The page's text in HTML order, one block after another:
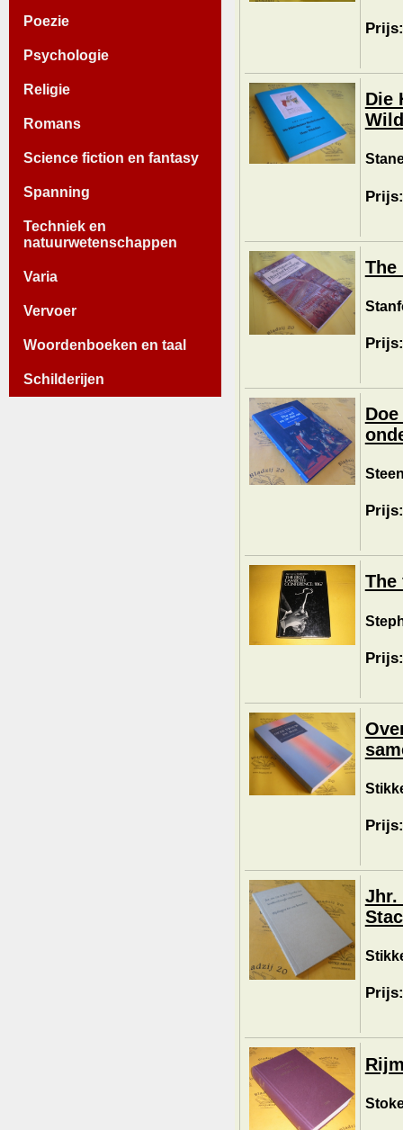
Poezie
Psychologie
Religie
Romans
Science fiction en fantasy
Spanning
Techniek en
natuurwetenschappen
Varia
Vervoer
Woordenboeken en taal
Schilderijen
Die
The
The
Jhr.